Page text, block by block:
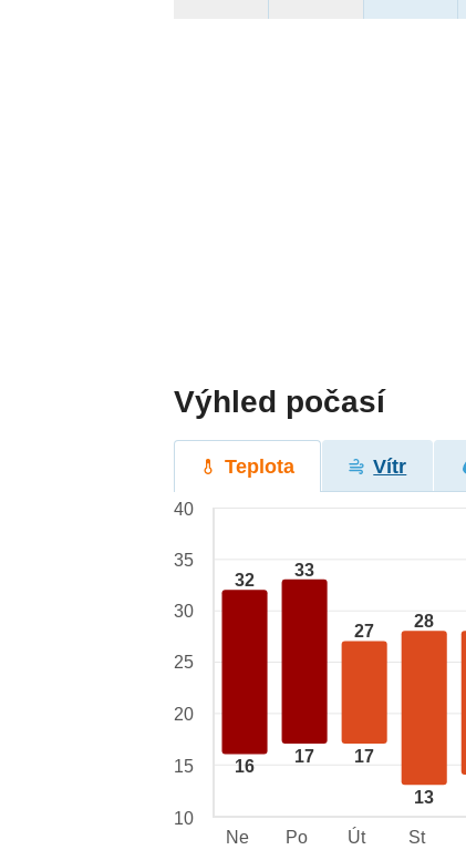
Výhled počasí
Teplota Vítr
32
16
33
17
27
17
28
13
40
35
30
25
20
15
10
Ne
Po Út St